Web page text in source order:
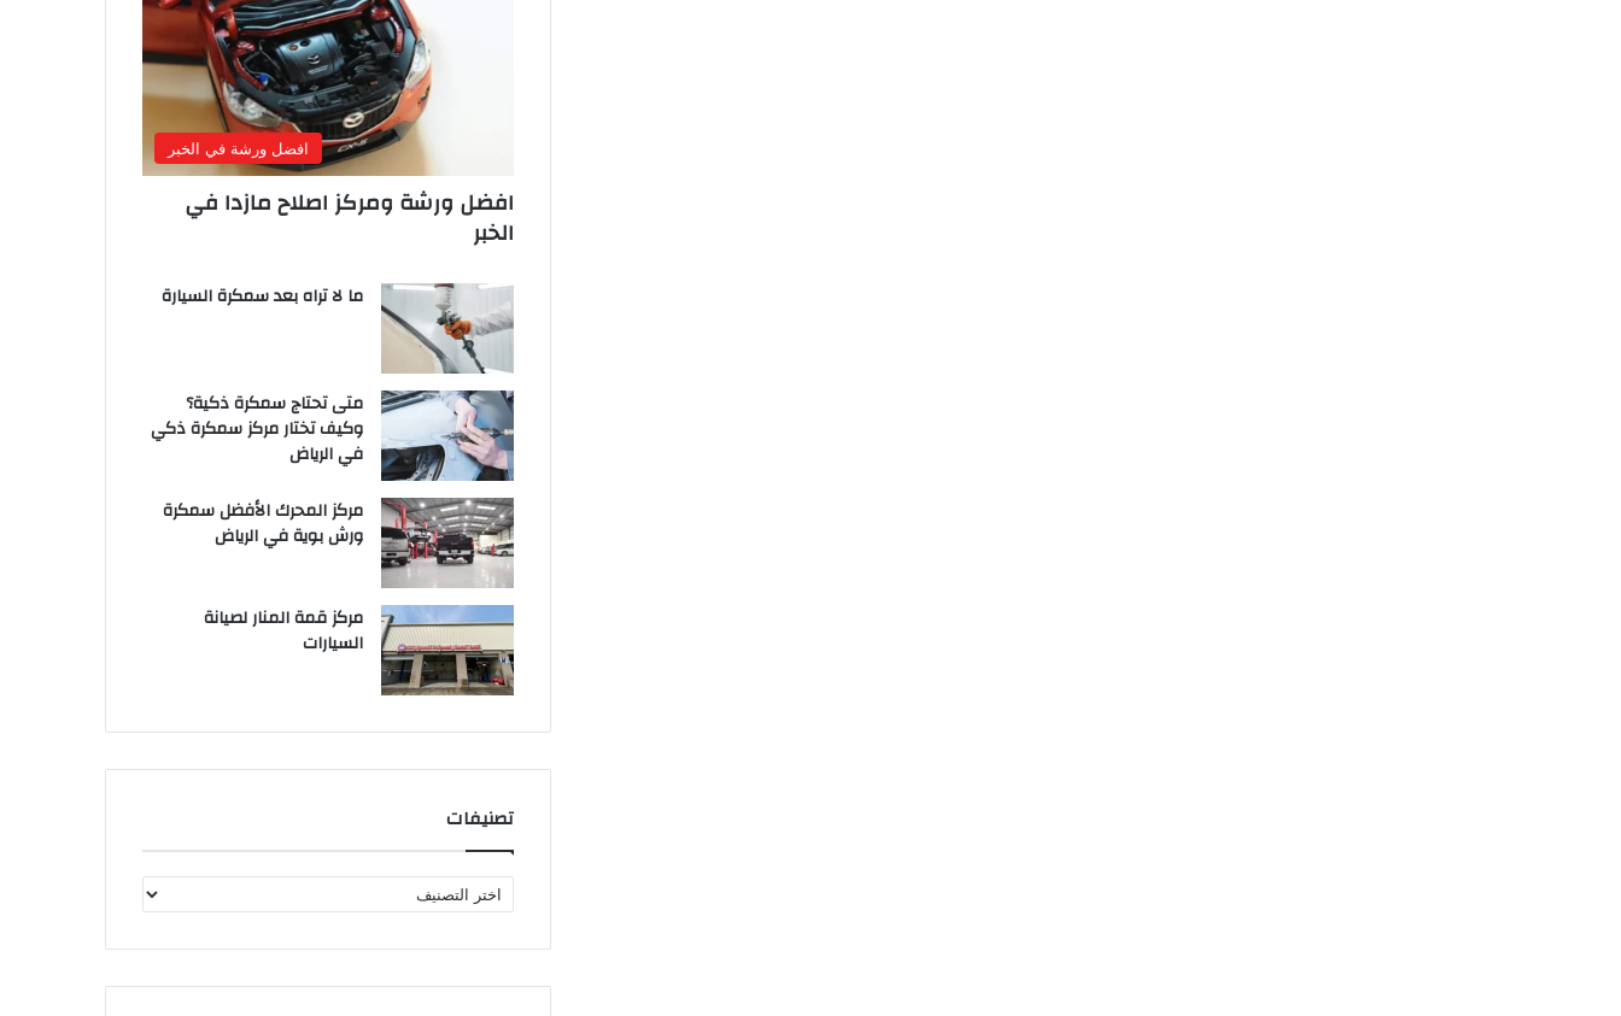
افضل ورشة في الخبر
افضل ورشة ومركز اصلاح مازدا في
الخبر
ما لا تراه بعد سمكرة السيارة
متى تحتاج سمكرة ذكية؟
وكيف تختار مركز سمكرة ذكي
في الرياض
مركز المحرك الأفضل سمكرة
ورش بوية في الرياض
مركز قمة المنار لصيانة
السيارات
تصنيفات
ص
ف